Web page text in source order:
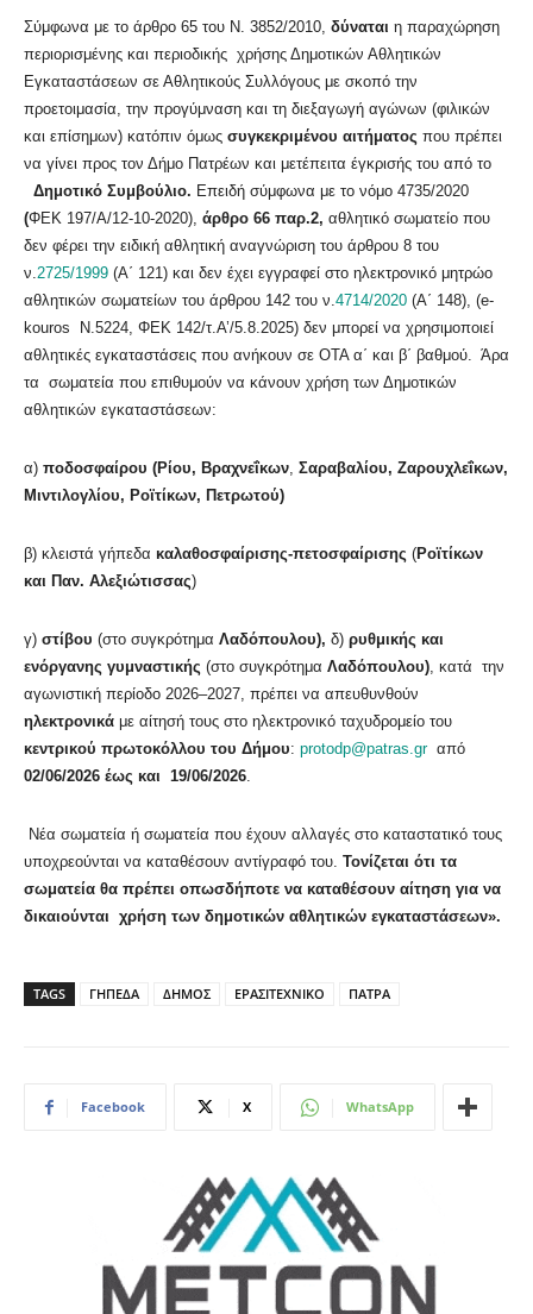
Σύμφωνα με το άρθρο 65 του Ν. 3852/2010, δύναται η παραχώρηση
περιορισμένης και περιοδικής χρήσης Δημοτικών Αθλητικών
Εγκαταστάσεων σε Αθλητικούς Συλλόγους με σκοπό την
προετοιμασία, την προγύμναση και τη διεξαγωγή αγώνων (φιλικών
και επίσημων) κατόπιν όμως συγκεκριμένου αιτήματος που πρέπει
να γίνει προς τον Δήμο Πατρέων και μετέπειτα έγκρισής του από το
Δημοτικό Συμβούλιο. Επειδή σύμφωνα με το νόμο 4735/2020
(ΦΕΚ 197/Α/12-10-2020), άρθρο 66 παρ.2, αθλητικό σωματείο που
δεν φέρει την ειδική αθλητική αναγνώριση του άρθρου 8 του
ν.2725/1999 (Α΄ 121) και δεν έχει εγγραφεί στο ηλεκτρονικό μητρώο
αθλητικών σωματείων του άρθρου 142 του ν.4714/2020 (Α΄ 148), (e-
kouros N.5224, ΦΕΚ 142/τ.Α’/5.8.2025) δεν μπορεί να χρησιμοποιεί
αθλητικές εγκαταστάσεις που ανήκουν σε ΟΤΑ α΄ και β΄ βαθμού. Άρα
τα σωματεία που επιθυμούν να κάνουν χρήση των Δημοτικών
αθλητικών εγκαταστάσεων:
α) ποδοσφαίρου (Ρίου, Βραχνεΐκων, Σαραβαλίου, Ζαρουχλεΐκων,
Μιντιλογλίου, Ροϊτίκων, Πετρωτού)
β) κλειστά γήπεδα καλαθοσφαίρισης-πετοσφαίρισης (Ροϊτίκων
και Παν. Αλεξιώτισσας)
γ) στίβου (στο συγκρότημα Λαδόπουλου), δ) ρυθμικής και
ενόργανης γυμναστικής (στο συγκρότημα Λαδόπουλου), κατά την
αγωνιστική περίοδο 2026–2027, πρέπει να απευθυνθούν
ηλεκτρονικά με αίτησή τους στο ηλεκτρονικό ταχυδρομείο του
κεντρικού πρωτοκόλλου του Δήμου: protodp@patras.grαπό
02/06/2026 έως και 19/06/2026.
Νέα σωματεία ή σωματεία που έχουν αλλαγές στο καταστατικό τους
υποχρεούνται να καταθέσουν αντίγραφό του. Τονίζεται ότι τα
σωματεία θα πρέπει οπωσδήποτε να καταθέσουν αίτηση για να
δικαιούνται χρήση των δημοτικών αθλητικών εγκαταστάσεων».
TAGS ΓΗΠΕΔΑ ΔΗΜΟΣ ΕΡΑΣΙΤΕΧΝΙΚΟ ΠΑΤΡΑ
Facebook X WhatsApp